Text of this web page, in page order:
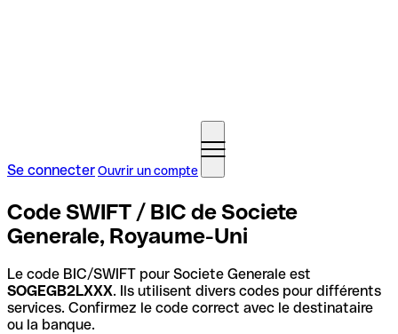
Se connecterOuvrir un compte
Code SWIFT / BIC de Societe
Generale, Royaume-Uni
Le code BIC/SWIFT pour Societe Generale est
SOGEGB2LXXX. Ils utilisent divers codes pour différents
services. Confirmez le code correct avec le destinataire
ou la banque.